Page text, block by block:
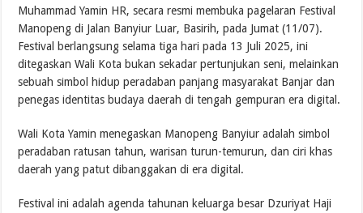
Muhammad Yamin HR, secara resmi membuka pagelaran Festival
Manopeng di Jalan Banyiur Luar, Basirih, pada Jumat (11/07).
Festival berlangsung selama tiga hari pada 13 Juli 2025, ini
ditegaskan Wali Kota bukan sekadar pertunjukan seni, melainkan
sebuah simbol hidup peradaban panjang masyarakat Banjar dan
penegas identitas budaya daerah di tengah gempuran era digital.
Wali Kota Yamin menegaskan Manopeng Banyiur adalah simbol
peradaban ratusan tahun, warisan turun-temurun, dan ciri khas
daerah yang patut dibanggakan di era digital.
Festival ini adalah agenda tahunan keluarga besar Dzuriyat Haji